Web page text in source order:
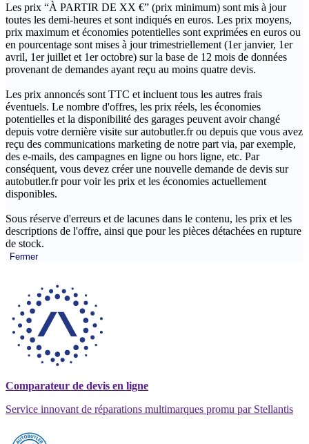
Les prix “À PARTIR DE XX €” (prix minimum) sont mis à jour
toutes les demi-heures et sont indiqués en euros. Les prix moyens,
prix maximum et économies potentielles sont exprimées en euros ou
en pourcentage sont mises à jour trimestriellement (1er janvier, 1er
avril, 1er juillet et 1er octobre) sur la base de 12 mois de données
provenant de demandes ayant reçu au moins quatre devis.
Les prix annoncés sont TTC et incluent tous les autres frais
éventuels. Le nombre d'offres, les prix réels, les économies
potentielles et la disponibilité des garages peuvent avoir changé
depuis votre dernière visite sur autobutler.fr ou depuis que vous avez
reçu des communications marketing de notre part via, par exemple,
des e-mails, des campagnes en ligne ou hors ligne, etc. Par
conséquent, vous devez créer une nouvelle demande de devis sur
autobutler.fr pour voir les prix et les économies actuellement
disponibles.
Sous réserve d'erreurs et de lacunes dans le contenu, les prix et les
descriptions de l'offre, ainsi que pour les pièces détachées en rupture
de stock.
Fermer
Comparateur de devis en ligne
Service innovant de réparations multimarques promu par Stellantis